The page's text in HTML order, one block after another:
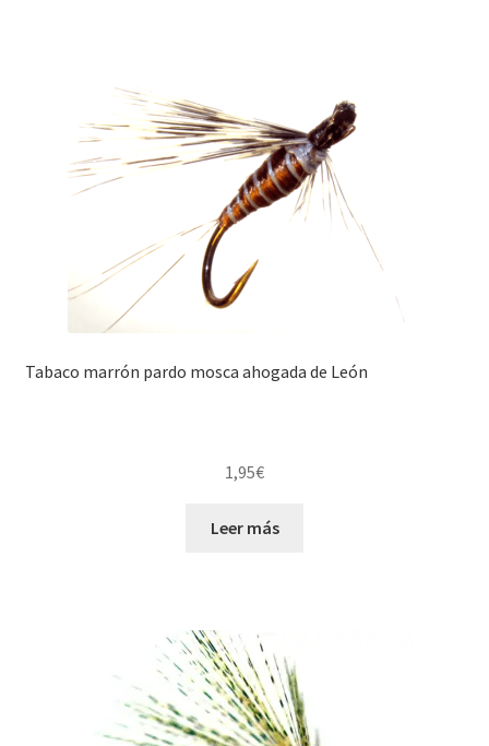
Tabaco marrón pardo mosca ahogada de León
1,95€
Leer más